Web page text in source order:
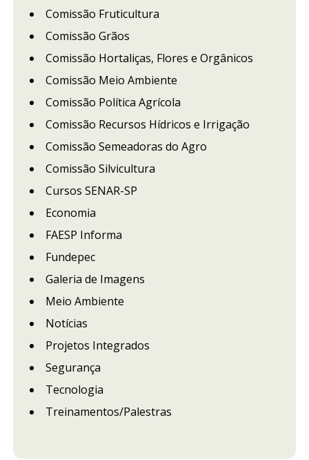
Comissão Fruticultura
Comissão Grãos
Comissão Hortaliças, Flores e Orgânicos
Comissão Meio Ambiente
Comissão Política Agrícola
Comissão Recursos Hídricos e Irrigação
Comissão Semeadoras do Agro
Comissão Silvicultura
Cursos SENAR-SP
Economia
FAESP Informa
Fundepec
Galeria de Imagens
Meio Ambiente
Notícias
Projetos Integrados
Segurança
Tecnologia
Treinamentos/Palestras